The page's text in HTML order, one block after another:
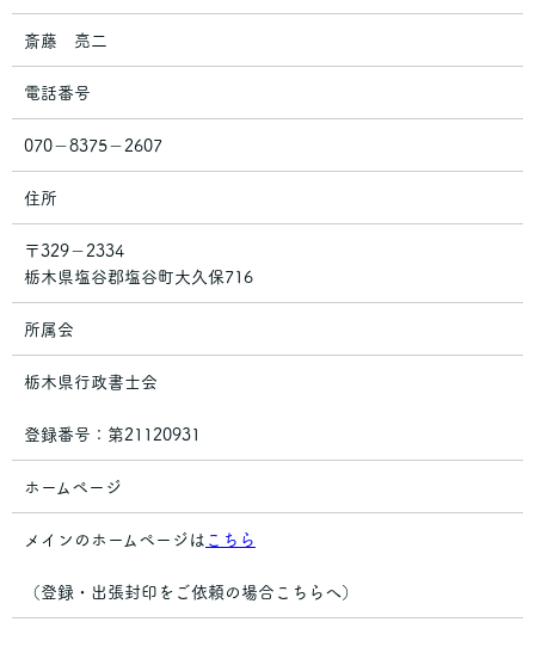
斎藤 亮二
電話番号
070－8375－2607
住所
〒329－2334
栃木県塩谷郡塩谷町大久保716
所属会
栃木県行政書士会
登録番号：第21120931
ホームページ
メインのホームページは こちら
（登録・出張封印をご依頼の場合こちらへ）